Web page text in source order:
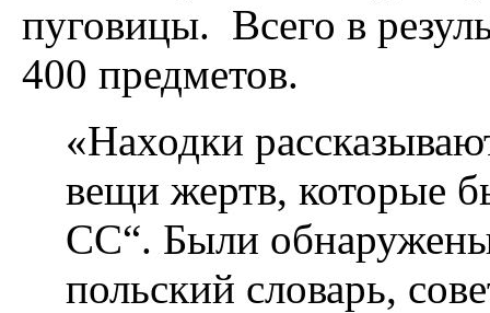
пуговицы. Всего в
400 предметов.
«Находки
вещи жертв, которые
СС“. Были
польский словарь,